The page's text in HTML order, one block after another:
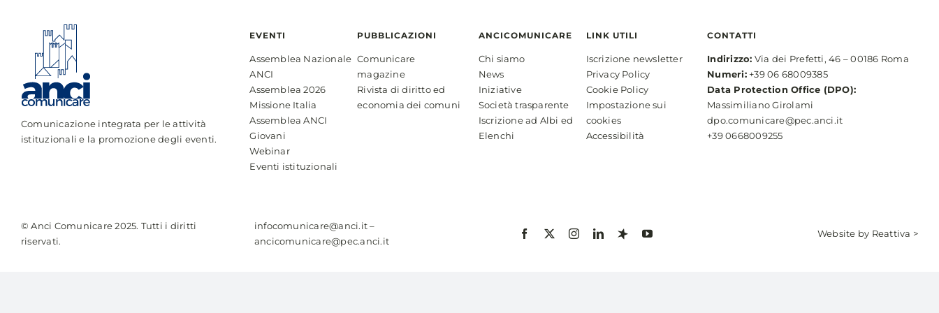
Comunicazione integrata per le attività
istituzionali e la promozione degli eventi.
EVENTI
Assemblea Nazionale
ANCI
Assemblea 2026
Missione Italia
Assemblea ANCI
Giovani
Webinar
Eventi istituzionali
PUBBLICAZIONI
Comunicare
magazine
Rivista di diritto ed
economia dei comuni
ANCICOMUNICARE
Chi siamo
News
Iniziative
Società trasparente
Iscrizione ad Albi ed
Elenchi
LINK UTILI
Iscrizione newsletter
Privacy Policy
Cookie Policy
Impostazione sui
cookies
Accessibilità
CONTATTI
Indirizzo: Via dei Prefetti, 46 – 00186 Roma
Numeri:+39 06 68009385
Data Protection Office (DPO):
Massimiliano Girolami
dpo.comunicare@pec.anci.it
+39 0668009255
© Anci Comunicare 2025. Tutti i diritti
riservati.
infocomunicare@anci.it–
ancicomunicare@pec.anci.it
Website by Reattiva >